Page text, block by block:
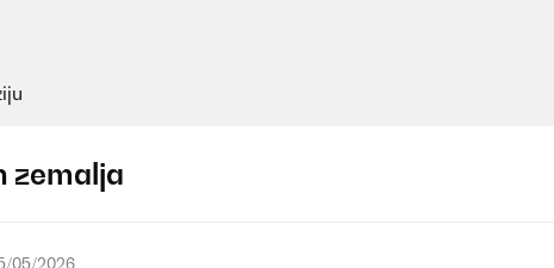
zemalja
05/2026